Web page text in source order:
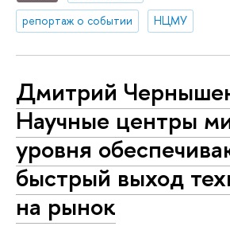
репортаж о событии
НЦМУ
Дмитрий
Научные центры
уровня
быстрый выход
на рынок